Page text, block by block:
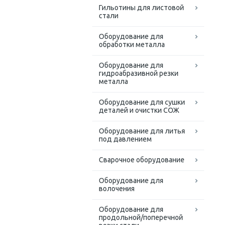
Гильотины для листовой
стали
Оборудование для
обработки металла
Оборудование для
гидроабразивной резки
металла
Оборудование для сушки
деталей и очистки СОЖ
Оборудование для литья
под давлением
Сварочное оборудование
Оборудование для
волочения
Оборудование для
продольной/поперечной